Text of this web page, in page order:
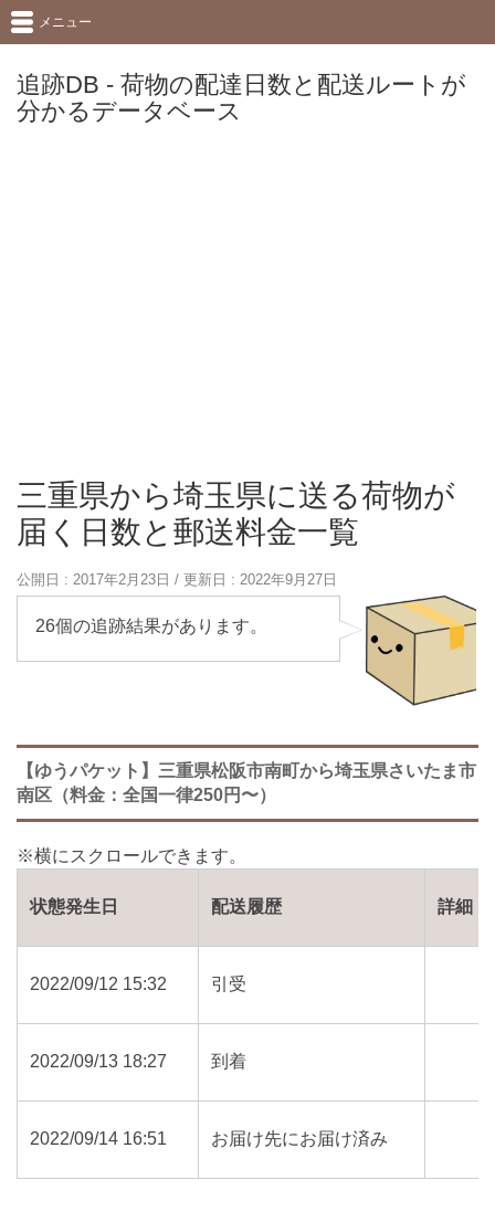
追跡DB - 荷物の配達日数と配送ルートが
分かるデータベース
メニュー
三重県から埼玉県に送る荷物が
届く日数と郵送料金一覧
公開日 : 2017年2月23日 / 更新日 : 2022年9月27日
26個の追跡結果があります。
【ゆうパケット】三重県松阪市南町から埼玉県さいたま市
南区（料金：全国一律250円〜）
状態発生日 配送履歴 詳細
2022/09/12 15:32 引受
2022/09/13 18:27 到着
2022/09/14 16:51 お届け先にお届け済み